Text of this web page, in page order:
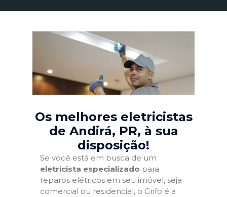
REFORMA
Os melhores eletricistas
de Andirá, PR, à sua
disposição!
Se você está em busca de um
eletricista especializado para
reparos elétricos em seu imóvel, seja
comercial ou residencial, o Grifo é a